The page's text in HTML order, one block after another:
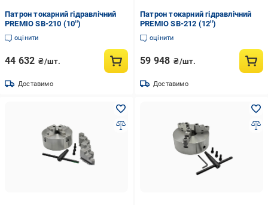
Патрон токарний гідравлічний
PREMIO SB-210 (10'')
оцінити
44 632 ₴/шт.
Доставимо
Патрон токарний гідравлічний
PREMIO SB-212 (12'')
оцінити
59 948 ₴/шт.
Доставимо